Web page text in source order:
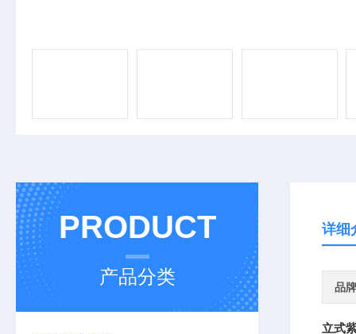
PRODUCT
产品分类
详细
品牌
立式